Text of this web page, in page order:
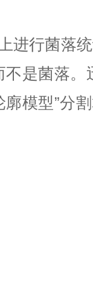
进行菌落
是菌落。
模型”分